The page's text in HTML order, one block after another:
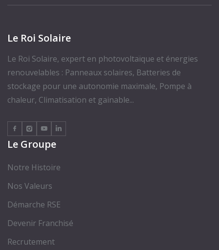
Le Roi Solaire
Le Roi Solaire, expert en photovoltaïque et énergies
renouvelables : Panneaux solaires, Batteries de
stockage pour une autonomie maximale, Pompe à
chaleur, Climatisation et gainable...
Le Groupe
Notre Histoire
Nos Valeurs
Démarche RSE
Devenir Franchisé
Recrutement